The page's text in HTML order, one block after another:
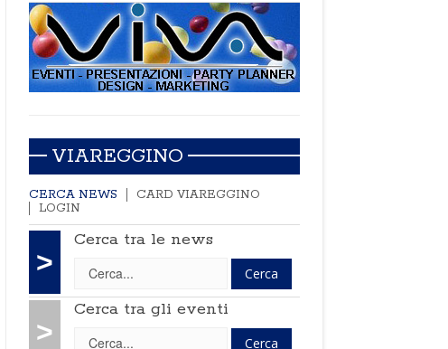
VIAREGGINO
CERCA NEWS
CARD VIAREGGINO
LOGIN
>
Cerca tra le news
>
Cerca tra gli eventi